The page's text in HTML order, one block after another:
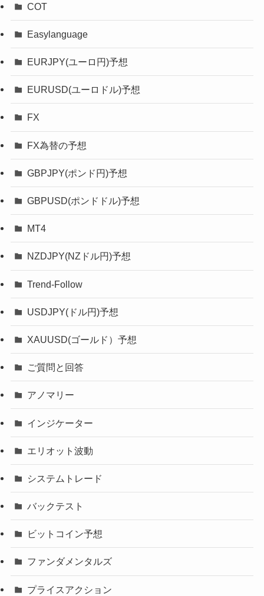
COT
Easylanguage
EURJPY(ユーロ円)予想
EURUSD(ユーロドル)予想
FX
FX為替の予想
GBPJPY(ポンド円)予想
GBPUSD(ポンドドル)予想
MT4
NZDJPY(NZドル円)予想
Trend-Follow
USDJPY(ドル円)予想
XAUUSD(ゴールド）予想
ご質問と回答
アノマリー
インジケーター
エリオット波動
システムトレード
バックテスト
ビットコイン予想
ファンダメンタルズ
プライスアクション